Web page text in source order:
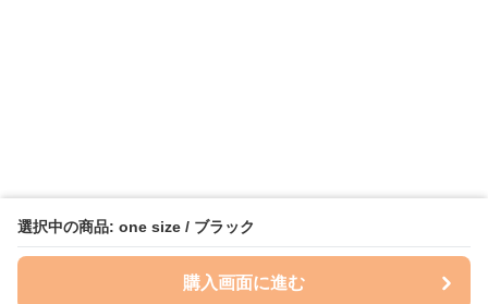
選択中の商品: one size / ブラック
購入画面に進む